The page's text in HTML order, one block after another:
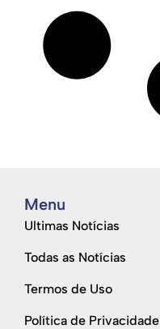
Menu
Ultimas Notícias
Todas as Notícias
Termos de Uso
Política de Privacidade